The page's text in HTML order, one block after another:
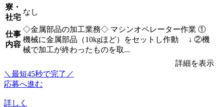
寮・
社宅
なし
仕事
内容
◇金属部品の加工業務◇ マシンオペレーター作業 ①
機械に金属部品（10kgほど）をセットし作動 ↓ ②機
械で加工が終わったものを取...
詳細を表示
＼最短45秒で完了／
応募へ進む
詳しく